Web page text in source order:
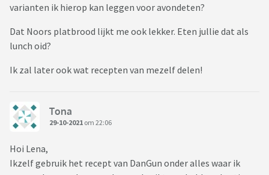
varianten ik hierop kan leggen voor avondeten?
Dat Noors platbrood lijkt me ook lekker. Eten jullie dat als
lunch oid?
Ik zal later ook wat recepten van mezelf delen!
Tona
29-10-2021 om 22:06
Hoi Lena,
Ikzelf gebruik het recept van DanGun onder alles waar ik